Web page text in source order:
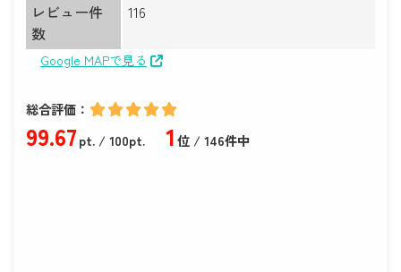
レビュー件
数
116
Google MAPで見る
総合評価：
99.67pt./ 100pt. 1位 / 146件中